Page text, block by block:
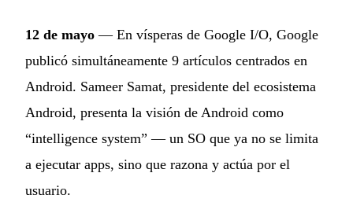
12 de mayo — En vísperas de Google I/O, Google
publicó simultáneamente 9 artículos centrados en
Android. Sameer Samat, presidente del ecosistema
Android, presenta la visión de Android como
“intelligence system” — un SO que ya no se limita
a ejecutar apps, sino que razona y actúa por el
usuario.